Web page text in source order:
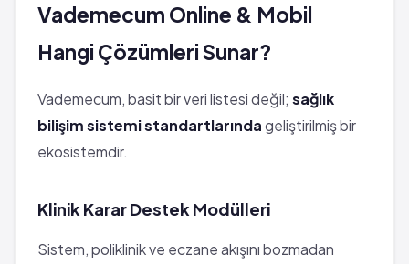
Vademecum Online & Mobil
Hangi Çözümleri Sunar?
Vademecum, basit bir veri listesi değil; sağlık
bilişim sistemi standartlarındageliştirilmiş bir
ekosistemdir.
Klinik Karar Destek Modülleri
Sistem, poliklinik ve eczane akışını bozmadan